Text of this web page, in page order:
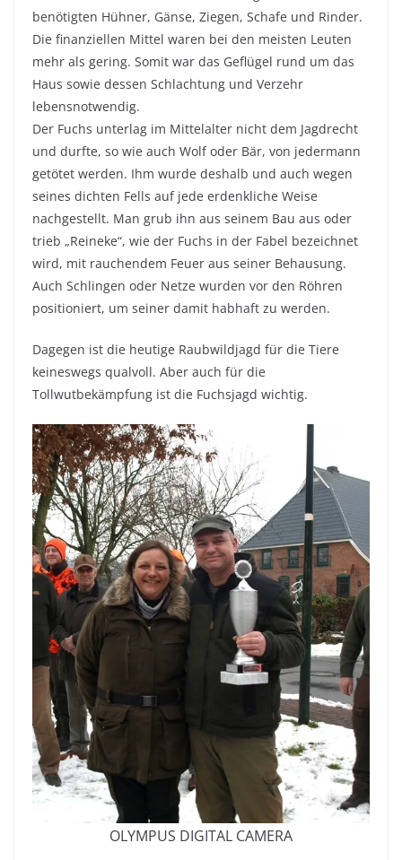
benötigten Hühner, Gänse, Ziegen, Schafe und Rinder.
Die finanziellen Mittel waren bei den meisten Leuten
mehr als gering. Somit war das Geflügel rund um das
Haus sowie dessen Schlachtung und Verzehr
lebensnotwendig.
Der Fuchs unterlag im Mittelalter nicht dem Jagdrecht
und durfte, so wie auch Wolf oder Bär, von jedermann
getötet werden. Ihm wurde deshalb und auch wegen
seines dichten Fells auf jede erdenkliche Weise
nachgestellt. Man grub ihn aus seinem Bau aus oder
trieb „Reineke“, wie der Fuchs in der Fabel bezeichnet
wird, mit rauchendem Feuer aus seiner Behausung.
Auch Schlingen oder Netze wurden vor den Röhren
positioniert, um seiner damit habhaft zu werden.
Dagegen ist die heutige Raubwildjagd für die Tiere
keineswegs qualvoll. Aber auch für die
Tollwutbekämpfung ist die Fuchsjagd wichtig.
OLYMPUS DIGITAL CAMERA